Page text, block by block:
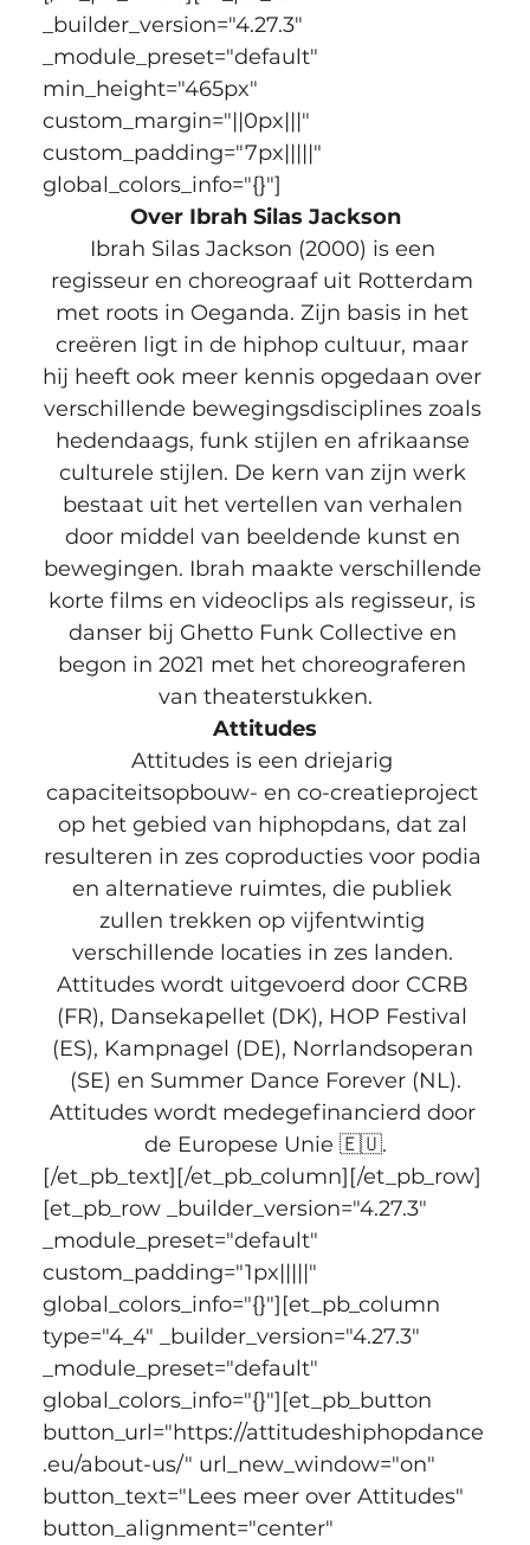
_builder_version="4.27.3"
_module_preset="default"
min_height="465px"
custom_margin="||0px|||"
custom_padding="7px|||||"
global_colors_info="{}"]
Over Ibrah Silas Jackson
Ibrah Silas Jackson (2000) is een
regisseur en choreograaf uit Rotterdam
met roots in Oeganda. Zijn basis in het
creëren ligt in de hiphop cultuur, maar
hij heeft ook meer kennis opgedaan over
verschillende bewegingsdisciplines zoals
hedendaags, funk stijlen en afrikaanse
culturele stijlen. De kern van zijn werk
bestaat uit het vertellen van verhalen
door middel van beeldende kunst en
bewegingen. Ibrah maakte verschillende
korte films en videoclips als regisseur, is
danser bij Ghetto Funk Collective en
begon in 2021 met het choreograferen
van theaterstukken.
Attitudes
Attitudes is een driejarig
capaciteitsopbouw- en co-creatieproject
op het gebied van hiphopdans, dat zal
resulteren in zes coproducties voor podia
en alternatieve ruimtes, die publiek
zullen trekken op vijfentwintig
verschillende locaties in zes landen.
Attitudes wordt uitgevoerd door CCRB
(FR), Dansekapellet (DK), HOP Festival
(ES), Kampnagel (DE), Norrlandsoperan
(SE) en Summer Dance Forever (NL).
Attitudes wordt medegefinancierd door
de Europese Unie 🇪🇺.
[/et_pb_text][/et_pb_column][/et_pb_row]
[et_pb_row _builder_version="4.27.3"
_module_preset="default"
custom_padding="1px|||||"
global_colors_info="{}"][et_pb_column
type="4_4" _builder_version="4.27.3"
_module_preset="default"
global_colors_info="{}"][et_pb_button
button_url="https://attitudeshiphopdance
.eu/about-us/" url_new_window="on"
button_text="Lees meer over Attitudes"
button_alignment="center"